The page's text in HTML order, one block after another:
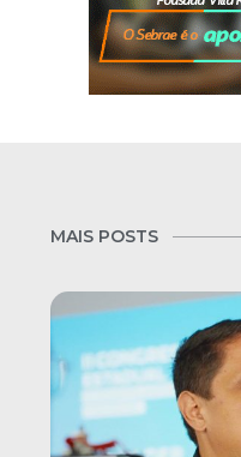
MAIS POSTS